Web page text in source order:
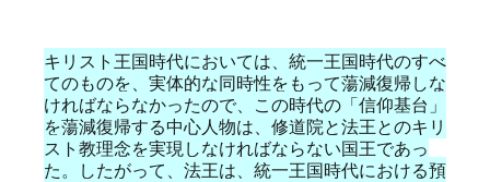
キリスト王国時代においては、統一王国時代のすべ
てのものを、実体的な同時性をもって蕩減復帰しな
ければならなかったので、この時代の「信仰基台」
を蕩減復帰する中心人物は、修道院と法王とのキリ
スト教理念を実現しなければならない国王であっ
た。したがって、法王は、統一王国時代における預